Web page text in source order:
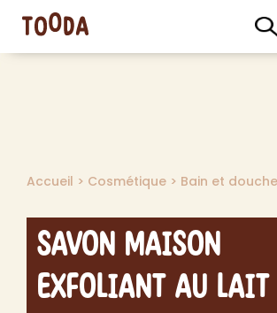
Accueil > Cosmétique > Bain et douche
Savon Maison
Exfoliant au Lait